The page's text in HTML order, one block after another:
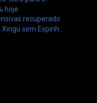
hoje
recuperado
sem Espinh...